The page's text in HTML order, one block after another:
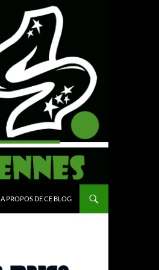
A PROPOS DE CE BLOG